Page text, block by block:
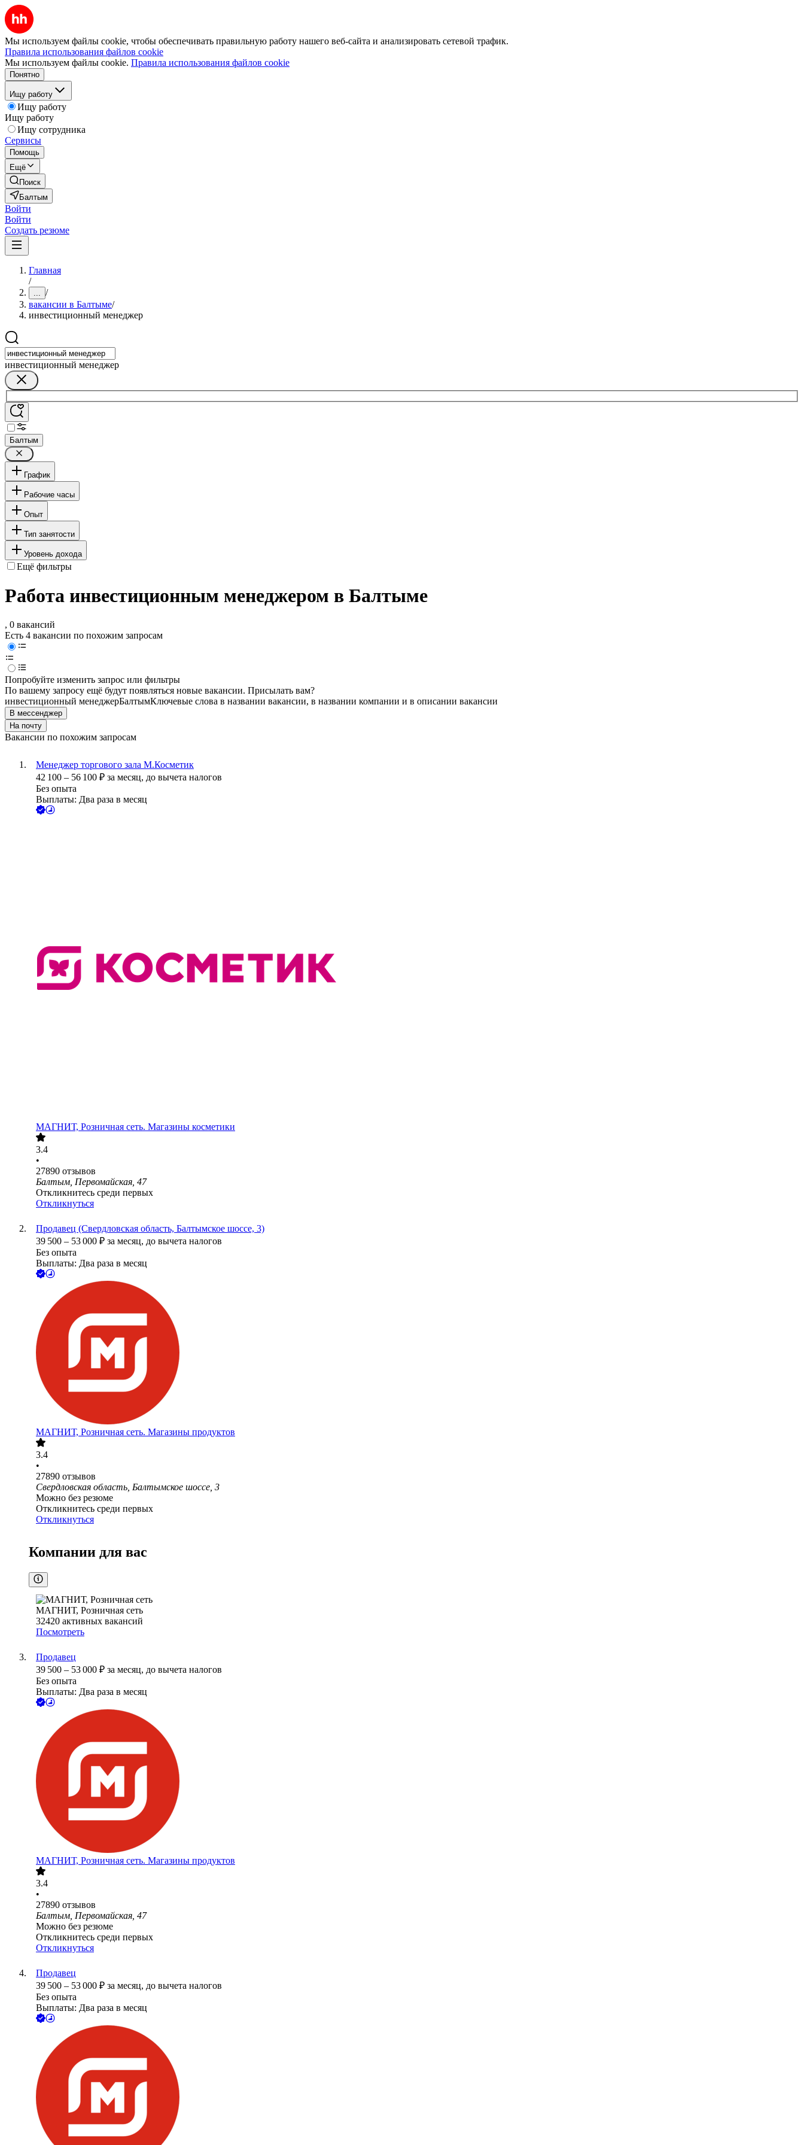
Мы используем файлы cookie, чтобы обеспечивать правильную работу нашего веб-сайта и анализировать сетевой трафик.
Правила использования файлов cookie
Мы используем файлы cookie. Правила использования файлов cookie
Понятно
Ищу работу
Ищу работу
Ищу работу
Ищу сотрудника
Сервисы
Помощь
Ещё
Поиск
Балтым
Войти
Войти
Создать резюме
Главная
/
... /
вакансии в Балтыме/
инвестиционный менеджер
инвестиционный менеджер
Балтым
График
Рабочие часы
Опыт
Тип занятости
Уровень дохода
Ещё фильтры
Работа инвестиционным менеджером в Балтыме
, 0 вакансий
Есть 4 вакансии по похожим запросам
Попробуйте изменить запрос или фильтры
По вашему запросу ещё будут появляться новые вакансии. Присылать вам?
инвестиционный менеджерБалтымКлючевые слова в названии вакансии, в названии компании и в описании вакансии
В мессенджер
На почту
Вакансии по похожим запросам
Менеджер торгового зала М.Косметик
42 100 – 56 100 ₽ за месяц, до вычета налогов
Без опыта
Выплаты: Два раза в месяц
МАГНИТ, Розничная сеть. Магазины косметики
3.4
•
27890 отзывов
Балтым, Первомайская, 47
Откликнитесь среди первых
Откликнуться
Продавец (Свердловская область, Балтымское шоссе, 3)
39 500 – 53 000 ₽ за месяц, до вычета налогов
Без опыта
Выплаты: Два раза в месяц
МАГНИТ, Розничная сеть. Магазины продуктов
3.4
•
27890 отзывов
Свердловская область, Балтымское шоссе, 3
Можно без резюме
Откликнитесь среди первых
Откликнуться
Компании для вас
МАГНИТ, Розничная сеть
32420 активных вакансий
Посмотреть
Продавец
39 500 – 53 000 ₽ за месяц, до вычета налогов
Без опыта
Выплаты: Два раза в месяц
МАГНИТ, Розничная сеть. Магазины продуктов
3.4
•
27890 отзывов
Балтым, Первомайская, 47
Можно без резюме
Откликнитесь среди первых
Откликнуться
Продавец
39 500 – 53 000 ₽ за месяц, до вычета налогов
Без опыта
Выплаты: Два раза в месяц